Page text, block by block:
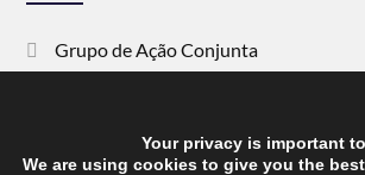
Grupo de Ação Conjunta
Vida Justa
Your privacy is important
We are using cookies to give you the